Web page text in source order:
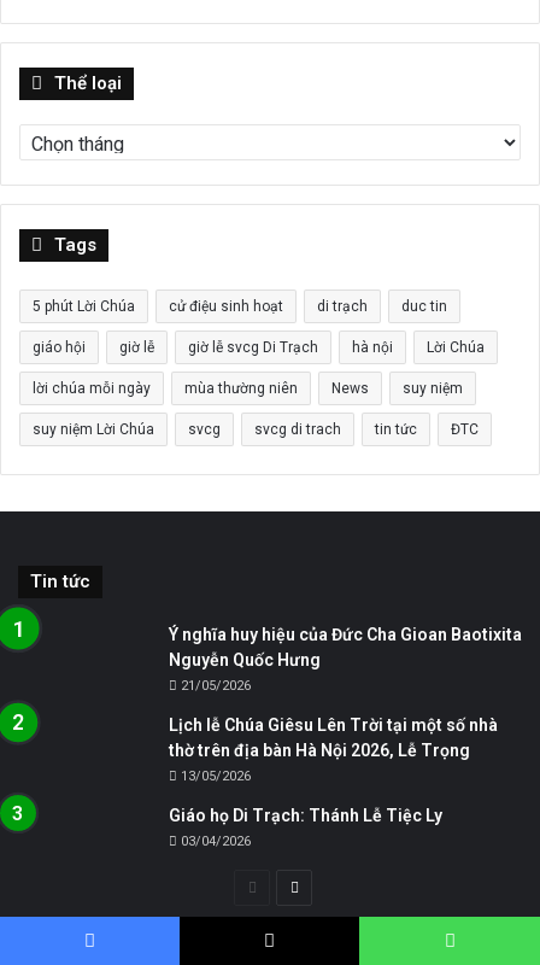
Thể loại
loại
Tags
5 phút Lời Chúa cử điệu sinh hoạt di trạch duc tin
giáo hội giờ lễ giờ lễ svcg Di Trạch hà nội Lời Chúa
lời chúa mỗi ngày mùa thường niên News suy niệm
suy niệm Lời Chúa svcg svcg di trach tin tức ĐTC
Tin tức
Ý nghĩa huy hiệu của Đức Cha Gioan Baotixita
Nguyễn Quốc Hưng
21/05/2026
Lịch lễ Chúa Giêsu Lên Trời tại một số nhà
thờ trên địa bàn Hà Nội 2026, Lễ Trọng
13/05/2026
Giáo họ Di Trạch: Thánh Lễ Tiệc Ly
03/04/2026
Trang
trước
Trang
sau